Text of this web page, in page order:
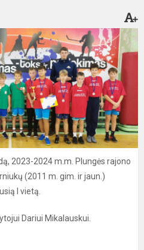
2023-2024 m.m. Plungės rajono
(2011 m. gim. ir jaun.)
I vietą.
Dariui Mikalauskui.